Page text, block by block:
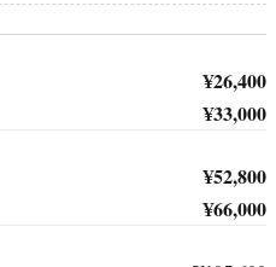
¥26,400
¥33,000
¥52,800
¥66,000